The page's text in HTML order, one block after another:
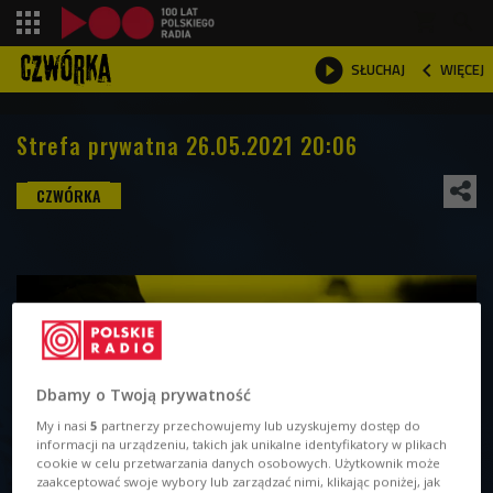
 SŁUCHAJ  WIĘCEJ

Strefa prywatna 26.05.2021 20:06
Dbamy o Twoją prywatność
My i nasi5 partnerzy przechowujemy lub uzyskujemy dostęp do
informacji na urządzeniu, takich jak unikalne identyfikatory w plikach
cookie w celu przetwarzania danych osobowych. Użytkownik może
zaakceptować swoje wybory lub zarządzać nimi, klikając poniżej, jak